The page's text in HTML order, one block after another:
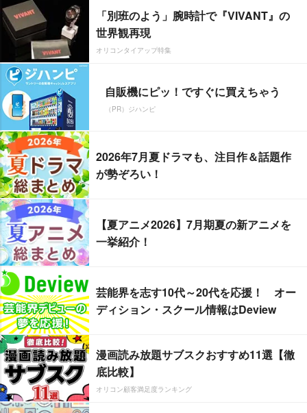
「別班のよう」腕時計で『VIVANT』の
世界観再現
オリコンタイアップ特集
自販機にピッ！ですぐに買えちゃう
（PR）ジハンピ
2026年7月夏ドラマも、注目作＆話題作
が勢ぞろい！
【夏アニメ2026】7月期夏の新アニメを
一挙紹介！
芸能界を志す10代～20代を応援！ オー
ディション・スクール情報はDeview
漫画読み放題サブスクおすすめ11選【徹
底比較】
オリコン顧客満足度ランキング